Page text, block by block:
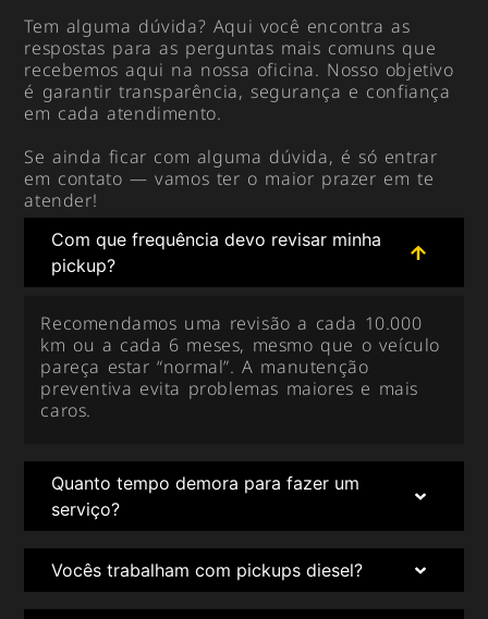
Tem alguma dúvida? Aqui você encontra as
respostas para as perguntas mais comuns que
recebemos aqui na nossa oficina. Nosso objetivo
é garantir transparência, segurança e confiança
em cada atendimento.
Se ainda ficar com alguma dúvida, é só entrar
em contato — vamos ter o maior prazer em te
atender!
Com que frequência devo revisar minha
pickup?
Recomendamos uma revisão a cada 10.000
km ou a cada 6 meses, mesmo que o veículo
pareça estar “normal”. A manutenção
preventiva evita problemas maiores e mais
caros.
Quanto tempo demora para fazer um
serviço?
Vocês trabalham com pickups diesel?